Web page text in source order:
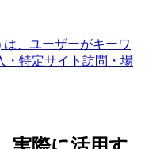
は、ユーザーがキーワ
・特定サイト訪問・場